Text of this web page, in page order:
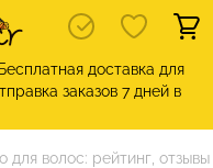
доставка для
заказов 7 дней в
для волос: рейтинг,